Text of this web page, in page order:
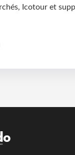
Icotour et